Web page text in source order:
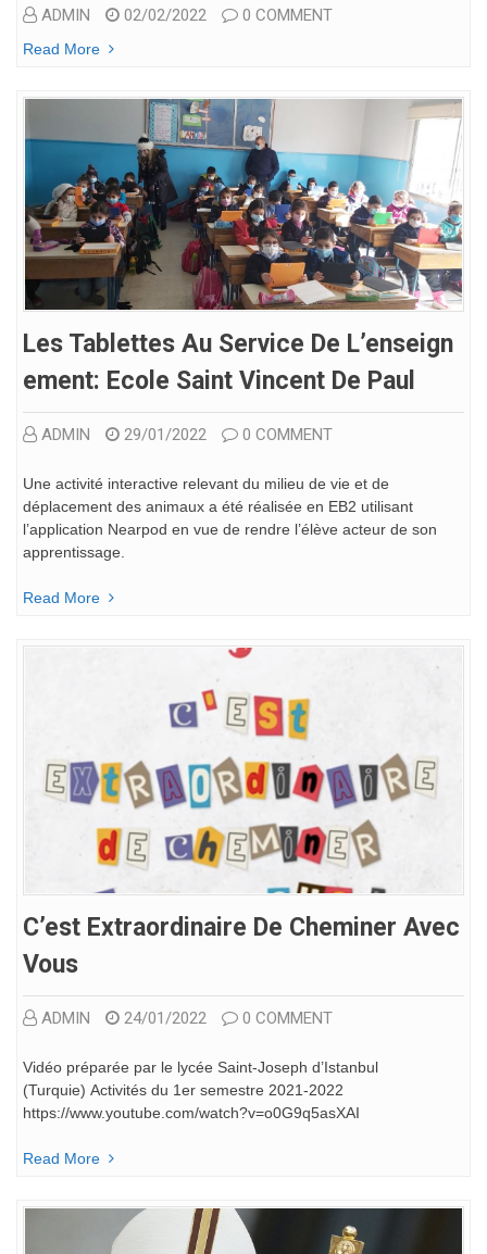
ADMIN 02/02/2022 0 COMMENT
Read More
Les Tablettes Au Service De L’enseign
Ement: Ecole Saint Vincent De Paul
ADMIN 29/01/2022 0 COMMENT
Une activité interactive relevant du milieu de vie et de
déplacement des animaux a été réalisée en EB2 utilisant
l’application Nearpod en vue de rendre l’élève acteur de son
apprentissage.
Read More
C’est Extraordinaire De Cheminer Avec
Vous
ADMIN 24/01/2022 0 COMMENT
Vidéo préparée par le lycée Saint-Joseph d’Istanbul
(Turquie) Activités du 1er semestre 2021-2022
https://www.youtube.com/watch?v=o0G9q5asXAI
Read More